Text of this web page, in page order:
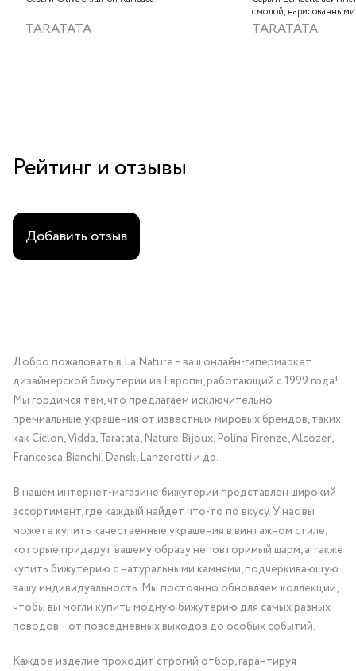
TARATATA
смолой,
слюдяным порошком,
тонированным
TARATATA
Рейтинг и отзывы
Добавить отзыв
Добро пожаловать в La Nature – ваш онлайн-гипермаркет
дизайнерской бижутерии из Европы, работающий с 1999 года!
Мы гордимся тем, что предлагаем исключительно
премиальные украшения от известных мировых брендов, таких
как Ciclon, Vidda, Taratata, Nature Bijoux, Polina Firenze, Alcozer,
Francesca Bianchi, Dansk, Lanzerotti и др.
В нашем интернет-магазине бижутерии представлен широкий
ассортимент, где каждый найдет что-то по вкусу. У нас вы
можете купить качественные украшения в винтажном стиле,
которые придадут вашему образу неповторимый шарм, а также
купить бижутерию с натуральными камнями, подчеркивающую
вашу индивидуальность. Мы постоянно обновляем коллекции,
чтобы вы могли купить модную бижутерию для самых разных
поводов – от повседневных выходов до особых событий.
Каждое изделие проходит строгий отбор, гарантируя